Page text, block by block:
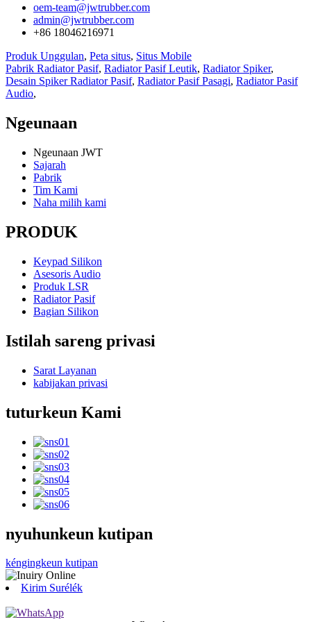
oem-team@jwtrubber.com
admin@jwtrubber.com
+86 18046216971
Produk Unggulan, Peta situs, Situs Mobile
Pabrik Radiator Pasif, Radiator Pasif Leutik, Radiator Spiker,
Desain Spiker Radiator Pasif, Radiator Pasif Pasagi, Radiator Pasif
Audio,
Ngeunaan
Ngeunaan JWT
Sajarah
Pabrik
Tim Kami
Naha milih kami
PRODUK
Keypad Silikon
Asesoris Audio
Produk LSR
Radiator Pasif
Bagian Silikon
Istilah sareng privasi
Sarat Layanan
kabijakan privasi
tuturkeun Kami
nyuhunkeun kutipan
kéngingkeun kutipan
Kirim Surélék